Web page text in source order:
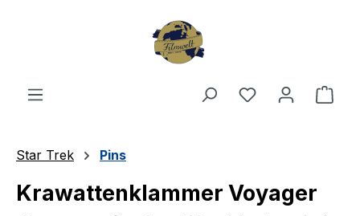
Du hast 0
Star Trek Pins
Krawattenklammer Voyager